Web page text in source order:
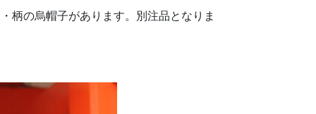
柄の烏帽子があります。別注品となりま